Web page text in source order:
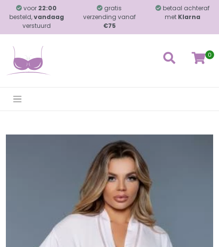
voor 22:00
besteld,vandaag
verstuurd
gratis
verzending vanaf
€75
betaal achteraf
met Klarna
0